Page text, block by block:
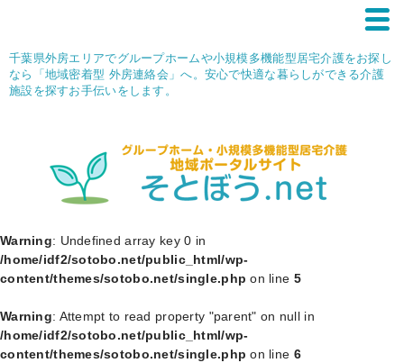
千葉県外房エリアでグループホームや小規模多機能型居宅介護をお探し
なら「地域密着型 外房連絡会」へ。安心で快適な暮らしができる介護
施設を探すお手伝いをします。
Warning: Undefined array key 0 in
/home/idf2/sotobo.net/public_html/wp-
content/themes/sotobo.net/single.php on line 5
Warning: Attempt to read property "parent" on null in
/home/idf2/sotobo.net/public_html/wp-
content/themes/sotobo.net/single.php on line 6